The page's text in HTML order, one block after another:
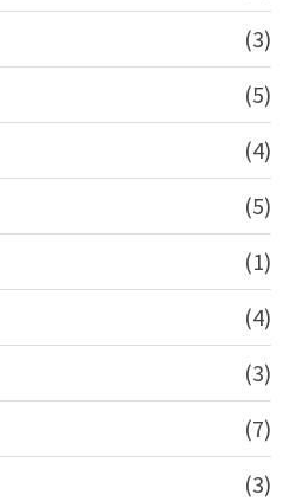
(3)
(5)
(4)
(5)
(1)
(4)
(3)
(7)
(3)